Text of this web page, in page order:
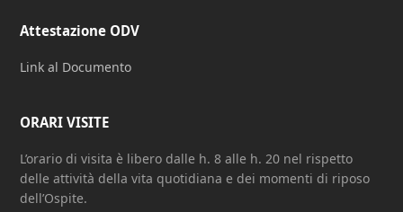
Attestazione ODV
Link al Documento
ORARI VISITE
L’orario di visita è libero dalle h. 8 alle h. 20 nel rispetto
delle attività della vita quotidiana e dei momenti di riposo
dell’Ospite.